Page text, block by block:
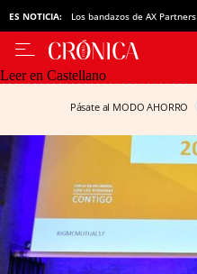
ES NOTICIA: Los bandazos de AX Partners
Leer en Castellano
Pásate al MODO AHORRO